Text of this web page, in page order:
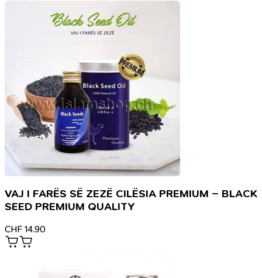
VAJ I FARËS SË ZEZË CILËSIA PREMIUM – BLACK
SEED PREMIUM QUALITY
CHF 14.90